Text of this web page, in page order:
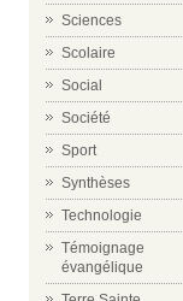
Sciences
Scolaire
Social
Société
Sport
Synthèses
Technologie
Témoignage
évangélique